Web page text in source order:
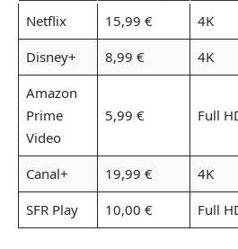
Netflix 15,99 € 4K
Disney+
8,99 € 4K
Amazon
Prime
Video
5,99 € Full
Canal+ 19,99 € 4K
SFR Play
10,00 € Full